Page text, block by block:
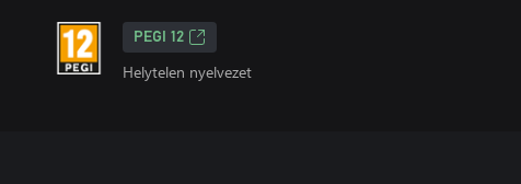
PEGI 12
Helytelen nyelvezet